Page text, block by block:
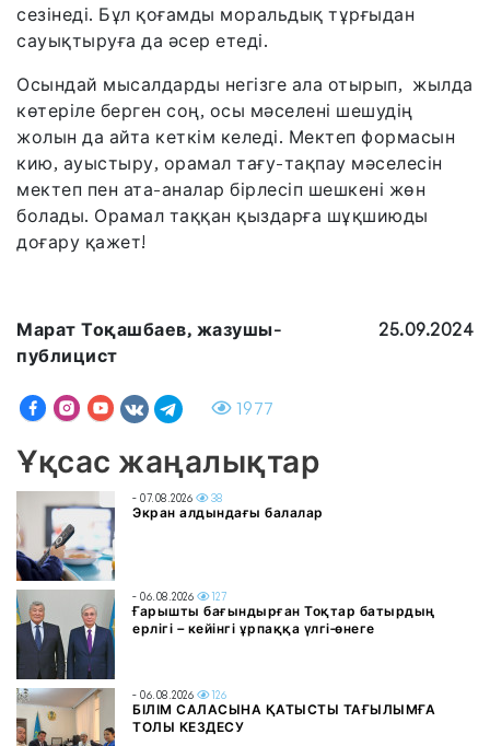
сезінеді. Бұл қоғамды моральдық тұрғыдан
сауықтыруға да әсер етеді.
Осындай мысалдарды негізге ала отырып, жылда
көтеріле берген соң, осы мәселені шешудің
жолын да айта кеткім келеді. Мектеп формасын
кию, ауыстыру, орамал тағу-тақпау мәселесін
мектеп пен ата-аналар бірлесіп шешкені жөн
болады. Орамал таққан қыздарға шұқшиюды
доғару қажет!
Марат Тоқашбаев, жазушы-
публицист
25.09.2024
1977
Ұқсас жаңалықтар
- 07.08.2026 38
Экран алдындағы балалар
- 06.08.2026 127
Ғарышты бағындырған Тоқтар батырдың
ерлігі – кейінгі ұрпаққа үлгі-өнеге
- 06.08.2026 126
БІЛІМ САЛАСЫНА ҚАТЫСТЫ ТАҒЫЛЫМҒА
ТОЛЫ КЕЗДЕСУ